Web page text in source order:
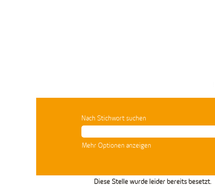
Nach Stichwort suchen
Mehr Optionen anzeigen
Diese Stelle wurde leider bereits besetzt.